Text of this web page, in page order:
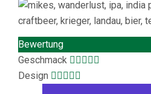
Bewertung
Geschmack
Design